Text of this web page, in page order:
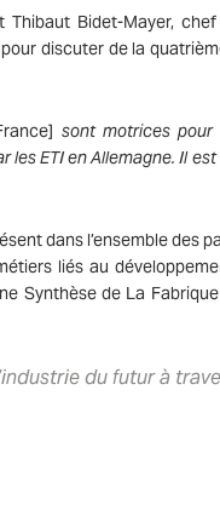
Thibaut Bidet-Mayer,
discuter de la
sont motrices pour
les ETI en Allemagne. Il
dans l’ensemble des
liés au
Synthèse de La
du futur à